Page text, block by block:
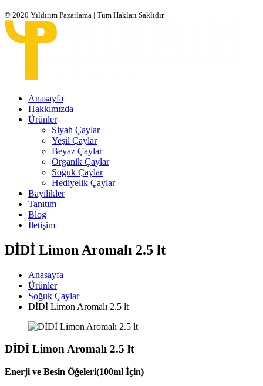
© 2020 Yıldırım Pazarlama | Tüm Hakları Saklıdır.
Anasayfa
Hakkımızda
Ürünler
Siyah Çaylar
Yeşil Çaylar
Beyaz Çaylar
Organik Çaylar
Soğuk Çaylar
Hediyelik Çaylar
Bayilikler
Tanıtım
Blog
İletişim
DİDİ Limon Aromalı 2.5 lt
Anasayfa
Ürünler
Soğuk Çaylar
DİDİ Limon Aromalı 2.5 lt
DİDİ Limon Aromalı 2.5 lt
Enerji ve Besin Öğeleri(100ml İçin)